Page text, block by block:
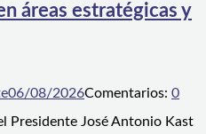
áreas estratégicas y
06/08/2026Comentarios: 0
Presidente José Antonio Kast